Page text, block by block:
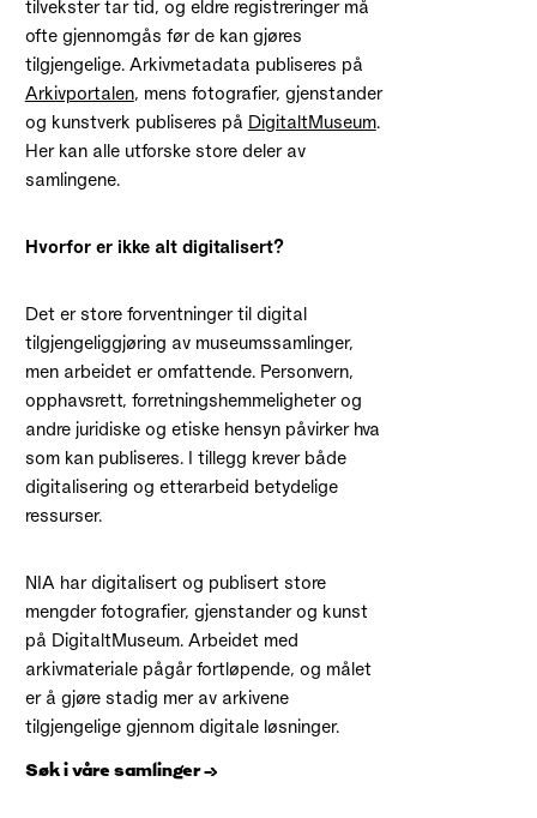
tilvekster tar tid, og eldre registreringer må
ofte gjennomgås før de kan gjøres
tilgjengelige. Arkivmetadata publiseres på
Arkivportalen, mens fotografier, gjenstander
og kunstverk publiseres på DigitaltMuseum.
Her kan alle utforske store deler av
samlingene.
Hvorfor er ikke alt digitalisert?
Det er store forventninger til digital
tilgjengeliggjøring av museumssamlinger,
men arbeidet er omfattende. Personvern,
opphavsrett, forretningshemmeligheter og
andre juridiske og etiske hensyn påvirker hva
som kan publiseres. I tillegg krever både
digitalisering og etterarbeid betydelige
ressurser.
NIA har digitalisert og publisert store
mengder fotografier, gjenstander og kunst
på DigitaltMuseum. Arbeidet med
arkivmateriale pågår fortløpende, og målet
er å gjøre stadig mer av arkivene
tilgjengelige gjennom digitale løsninger.
Søk i våre samlinger